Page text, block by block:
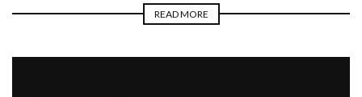
READ MORE